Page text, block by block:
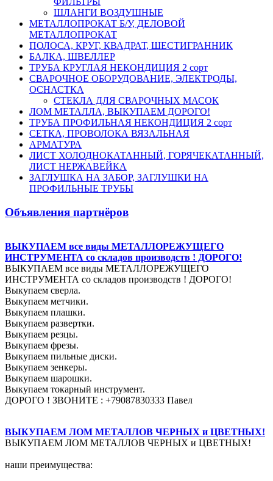
ШЛАНГИ ВОЗДУШНЫЕ
МЕТАЛЛОПРОКАТ Б/У, ДЕЛОВОЙ
МЕТАЛЛОПРОКАТ
ПОЛОСА, КРУГ, КВАДРАТ, ШЕСТИГРАННИК
БАЛКА, ШВЕЛЛЕР
ТРУБА КРУГЛАЯ НЕКОНДИЦИЯ 2 сорт
СВАРОЧНОЕ ОБОРУДОВАНИЕ, ЭЛЕКТРОДЫ,
ОСНАСТКА
СТЕКЛА ДЛЯ СВАРОЧНЫХ МАСОК
ЛОМ МЕТАЛЛА, ВЫКУПАЕМ ДОРОГО!
ТРУБА ПРОФИЛЬНАЯ НЕКОНДИЦИЯ 2 сорт
СЕТКА, ПРОВОЛОКА ВЯЗАЛЬНАЯ
АРМАТУРА
ЛИСТ ХОЛОДНОКАТАННЫЙ, ГОРЯЧЕКАТАННЫЙ,
ЛИСТ НЕРЖАВЕЙКА
ЗАГЛУШКА НА ЗАБОР, ЗАГЛУШКИ НА
ПРОФИЛЬНЫЕ ТРУБЫ
Объявления партнёров
ВЫКУПАЕМ все виды МЕТАЛЛОРЕЖУЩЕГО
ИНСТРУМЕНТА со складов производств ! ДОРОГО!
ВЫКУПАЕМ все виды МЕТАЛЛОРЕЖУЩЕГО
ИНСТРУМЕНТА со складов производств ! ДОРОГО!
Выкупаем сверла.
Выкупаем метчики.
Выкупаем плашки.
Выкупаем развертки.
Выкупаем резцы.
Выкупаем фрезы.
Выкупаем пильные диски.
Выкупаем зенкеры.
Выкупаем шарошки.
Выкупаем токарный инструмент.
ДОРОГО ! ЗВОНИТЕ : +79087830333 Павел
ВЫКУПАЕМ ЛОМ МЕТАЛЛОВ ЧЕРНЫХ и ЦВЕТНЫХ!
ВЫКУПАЕМ ЛОМ МЕТАЛЛОВ ЧЕРНЫХ и ЦВЕТНЫХ!
наши преимущества: